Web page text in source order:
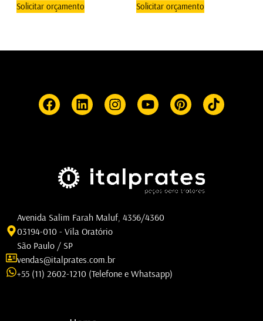
Solicitar orçamento Solicitar orçamento
Avenida Salim Farah Maluf, 4356/4360
03194-010 - Vila Oratório
São Paulo / SP
vendas@italprates.com.br
+55 (11) 2602-1210 (Telefone e Whatsapp)